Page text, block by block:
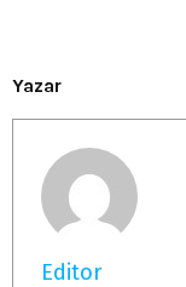
Yazar
Editor